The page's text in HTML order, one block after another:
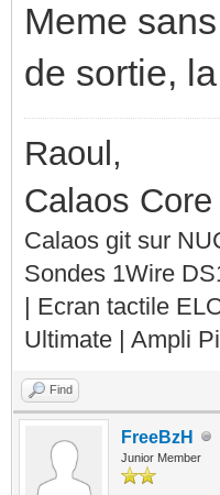
Meme
de sortie,
Raoul,
Calaos Core
Calaos git sur
Sondes 1Wire
| Ecran tactile
Ultimate | Ampli
Find
FreeBzH
Junior Member